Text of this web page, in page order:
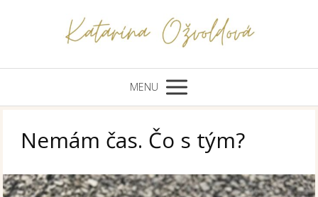
MENU
Nemám čas. Čo s tým?